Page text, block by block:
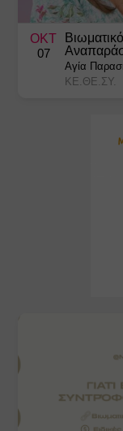
ΟΚΤ
07
Αγία
ΚΕ.ΘΕ.ΣΥ.